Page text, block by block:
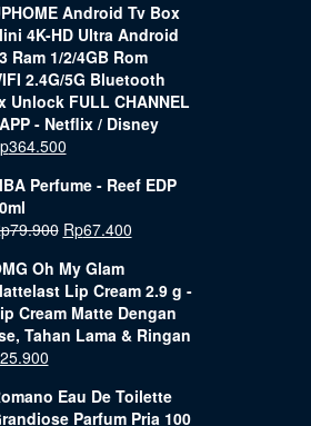
Android Tv Box
4K-HD Ultra Android
Ram 1/2/4GB Rom
2.4G/5G Bluetooth
Unlock FULL CHANNEL
- Netflix / Disney
364.500
Perfume - Reef EDP
79.900 Rp67.400
Oh My Glam
Lip Cream 2.9 g -
Cream Matte Dengan
Tahan Lama & Ringan
25.900
Eau De Toilette
Parfum Pria 100